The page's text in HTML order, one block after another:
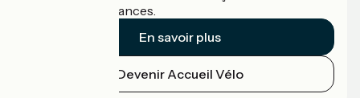
cyclistes en vacances.
En savoir plus
Devenir Accueil Vélo